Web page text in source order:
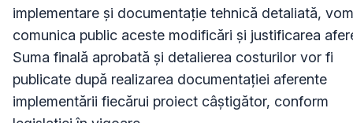
implementare și documentație tehnică detaliată, vom
comunica public aceste modificări și justificarea
Suma finală aprobată și detalierea costurilor vor fi
publicate după realizarea documentației aferente
implementării fiecărui proiect câștigător, conform